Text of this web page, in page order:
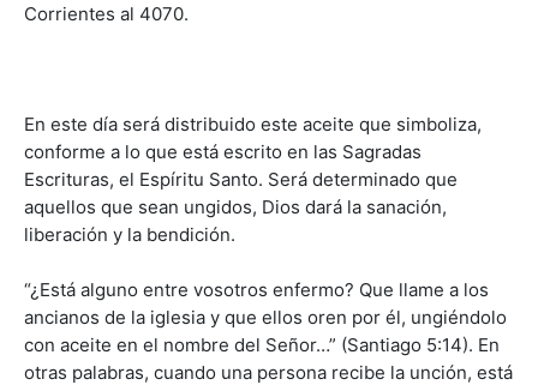
Corrientes al 4070.
En este día será distribuido este aceite que simboliza,
conforme a lo que está escrito en las Sagradas
Escrituras, el Espíritu Santo. Será determinado que
aquellos que sean ungidos, Dios dará la sanación,
liberación y la bendición.
“¿Está alguno entre vosotros enfermo? Que llame a los
ancianos de la iglesia y que ellos oren por él, ungiéndolo
con aceite en el nombre del Señor…” (Santiago 5:14). En
otras palabras, cuando una persona recibe la unción, está